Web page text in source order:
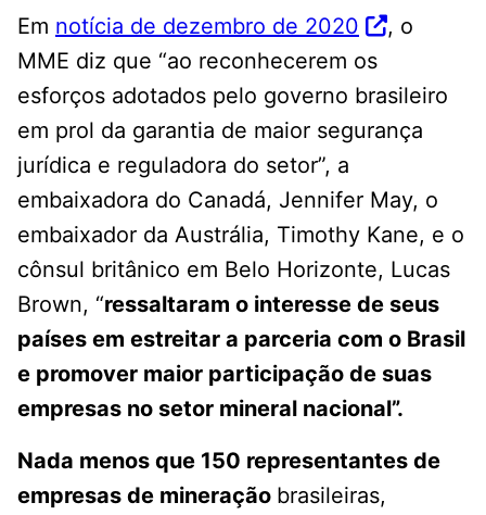
Em notícia de dezembro de 2020
, o
MME diz que “ao reconhecerem os
esforços adotados pelo governo brasileiro
em prol da garantia de maior segurança
jurídica e reguladora do setor”, a
embaixadora do Canadá, Jennifer May, o
embaixador da Austrália, Timothy Kane, e o
cônsul britânico em Belo Horizonte, Lucas
Brown, “ressaltaram o interesse de seus
países em estreitar a parceria com o Brasil
e promover maior participação de suas
empresas no setor mineral nacional”.
Nada menos que 150 representantes de
empresas de mineração brasileiras,